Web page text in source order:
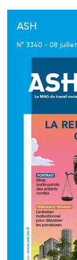
ASH
N° 3340 - 08 juillet